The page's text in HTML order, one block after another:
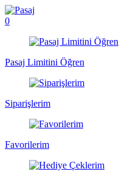
0
Pasaj Limitini Öğren
Siparişlerim
Favorilerim